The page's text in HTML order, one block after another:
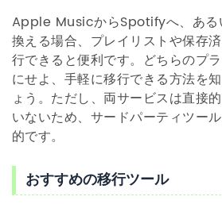
Apple MusicからSpotifyへ、ある
換える場合、プレイリストや保存
行できると便利です。どちらのプ
にせよ、手軽に移行できる方法を
ょう。ただし、両サービスは直接
いないため、サードパーティツー
的です。
おすすめの移行ツール